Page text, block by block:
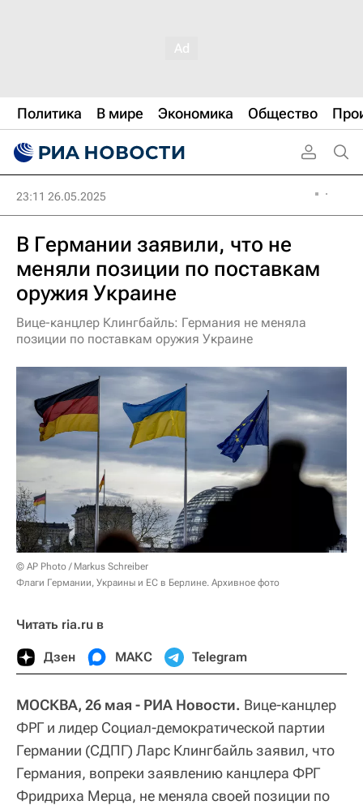
Политика В мире Экономика Общество
23:11 26.05.2025
В Германии заявили, что не
меняли позиции по поставкам
оружия Украине
Вице-канцлер Клингбайль: Германия не меняла
позиции по поставкам оружия Украине
© AP Photo / Markus Schreiber
Флаги Германии, Украины и ЕС в Берлине. Архивное фото
Читать ria.ru в
Дзен МАКС Telegram
МОСКВА, 26 мая - РИА Новости. Вице-канцлер
ФРГ и лидер Социал-демократической партии
Германии (СДПГ) Ларс Клингбайль заявил, что
Германия, вопреки заявлению канцлера ФРГ
Фридриха Мерца, не меняла своей позиции по